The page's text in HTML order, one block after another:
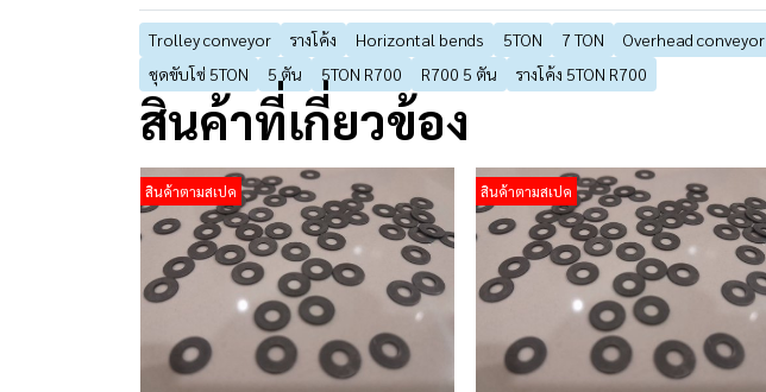
Trolley conveyor รางโค้ง Horizontal bends 5TON 7 TON Overhead conveyor
ชุดขับโซ่ 5TON
5 ตัน 5TON R700 R700 5 ตัน รางโค้ง 5TON R700
สินค้าที่เกี่ยวข้อง
สินค้าตามสเปค สินค้าตามสเปค